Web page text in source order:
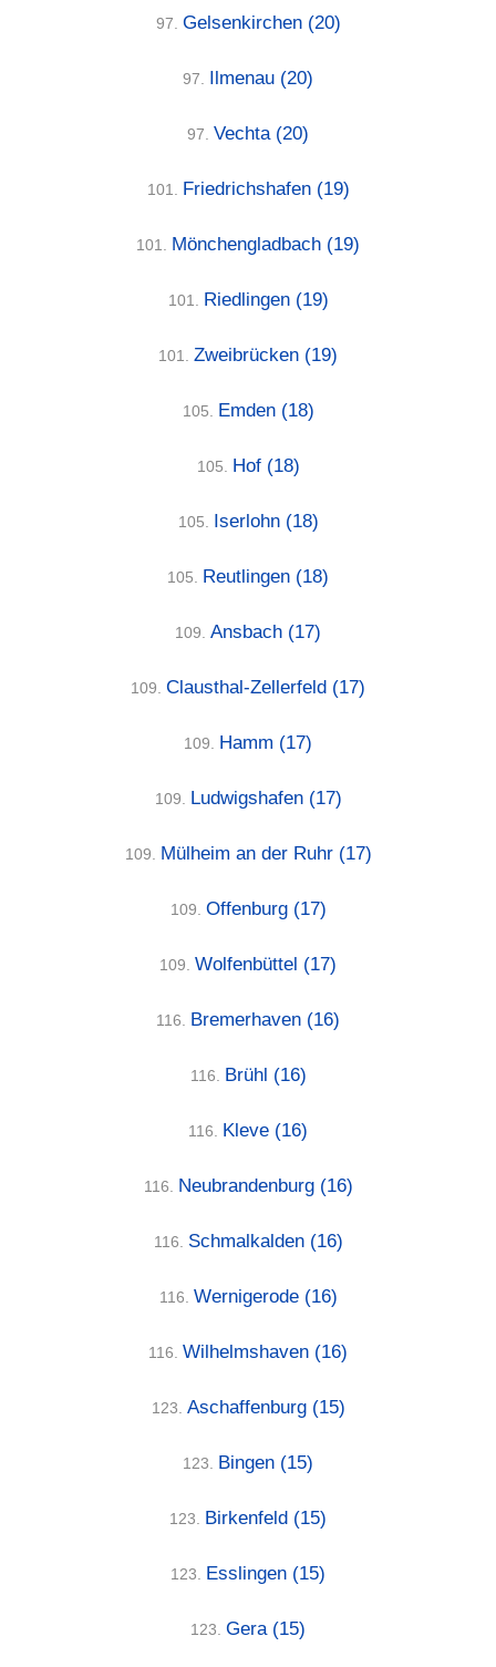
97. Gelsenkirchen (20)
97. Ilmenau (20)
97. Vechta (20)
101. Friedrichshafen (19)
101. Mönchengladbach (19)
101. Riedlingen (19)
101. Zweibrücken (19)
105. Emden (18)
105. Hof (18)
105. Iserlohn (18)
105. Reutlingen (18)
109. Ansbach (17)
109. Clausthal-Zellerfeld (17)
109. Hamm (17)
109. Ludwigshafen (17)
109. Mülheim an der Ruhr (17)
109. Offenburg (17)
109. Wolfenbüttel (17)
116. Bremerhaven (16)
116. Brühl (16)
116. Kleve (16)
116. Neubrandenburg (16)
116. Schmalkalden (16)
116. Wernigerode (16)
116. Wilhelmshaven (16)
123. Aschaffenburg (15)
123. Bingen (15)
123. Birkenfeld (15)
123. Esslingen (15)
123. Gera (15)